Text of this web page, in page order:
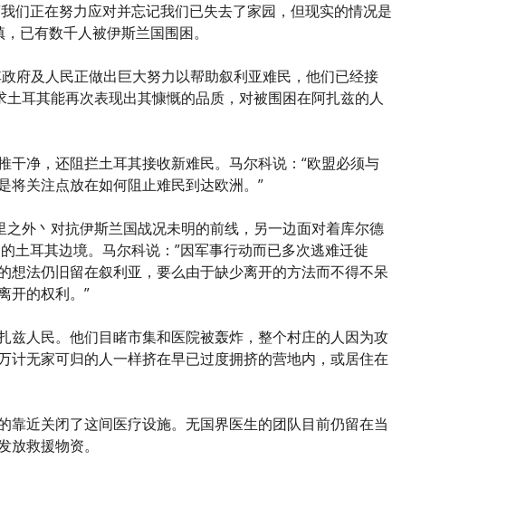
们正在努力应对并忘记我们已失去了家园，但现实的情况是
已有数千人被伊斯兰国围困。
府及人民正做出巨大努力以帮助叙利亚难民，他们已经接
耳其能再次表现出其慷慨的品质，对被围困在阿扎兹的人
净，还阻拦土耳其接收新难民。马尔科说：“欧盟必须与
将关注点放在如何阻止难民到达欧洲。”
外丶对抗伊斯兰国战况未明的前线，另一边面对着库尔德
土耳其边境。马尔科说：”因军事行动而已多次逃难迁徙
法仍旧留在叙利亚，要么由于缺少离开的方法而不得不呆
开的权利。”
人民。他们目睹市集和医院被轰炸，整个村庄的人因为攻
无家可归的人一样挤在早已过度拥挤的营地内，或居住在
近关闭了这间医疗设施。无国界医生的团队目前仍留在当
救援物资。